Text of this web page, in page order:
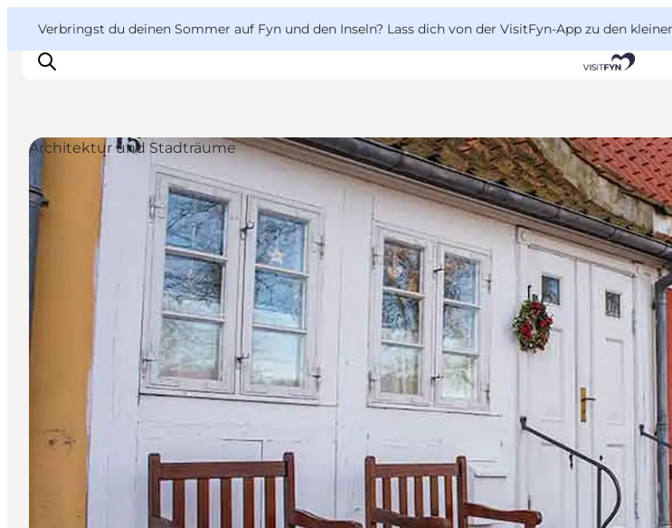
Verbringst du deinen Sommer auf Fyn und den Inseln? Lass dich von der VisitFyn-App zu den
Reise Ideen
Outdoor & bike
Essen & trinken
Übernachtung
VisitFyn
Deutsch
Architektur und Stadträume